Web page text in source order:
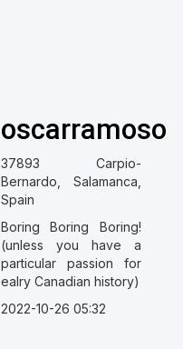
37893 Carpio-
Bernardo, Salamanca,
Spain
Boring Boring Boring!
(unless you have a
particular passion for
ealry Canadian history)
2022-10-26 05:32